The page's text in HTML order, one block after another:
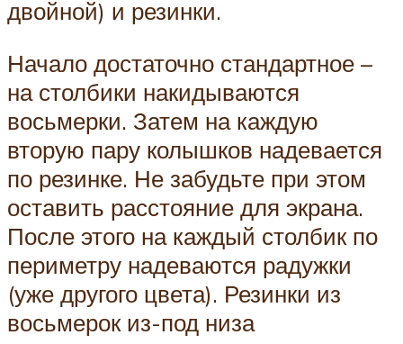
двойной) и резинки.
Начало достаточно стандартное –
на столбики накидываются
восьмерки. Затем на каждую
вторую пару колышков надевается
по резинке. Не забудьте при этом
оставить расстояние для экрана.
После этого на каждый столбик по
периметру надеваются радужки
(уже другого цвета). Резинки из
восьмерок из-под низа